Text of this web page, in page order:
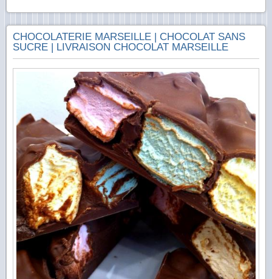
CHOCOLATERIE MARSEILLE | CHOCOLAT SANS
SUCRE | LIVRAISON CHOCOLAT MARSEILLE